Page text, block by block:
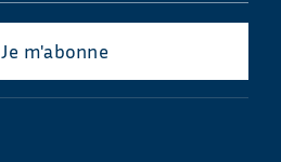
Je m'abonne